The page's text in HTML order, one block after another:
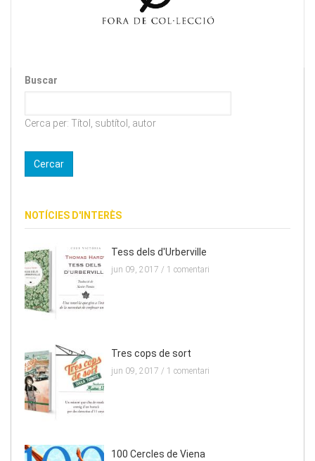
Buscar
Cerca per: Títol, subtítol, autor
NOTÍCIES D'INTERÈS
Tess dels d'Urberville
jun 09, 2017 / 1 comentari
Tres cops de sort
jun 09, 2017 / 1 comentari
100 Cercles de Viena